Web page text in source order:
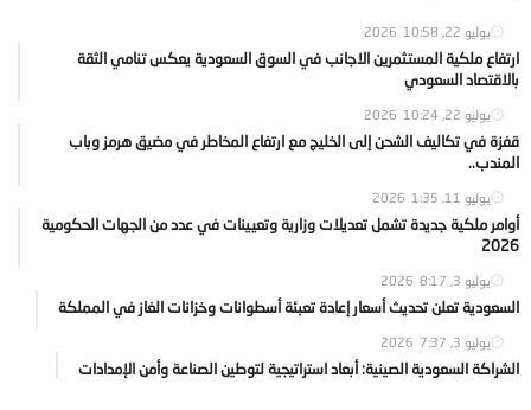
يوليو 22, 2026 10:58
ارتفاع ملكية المستثمرين الاجانب في السوق السعودية يعكس تنامي الثقة
بالاقتصاد السعودي
يوليو 22, 2026 10:24
قفزة في تكاليف الشحن إلى الخليج مع ارتفاع المخاطر في مضيق هرمز وباب
المندب..
يوليو 11, 2026 1:35
أوامر ملكية جديدة تشمل تعديلات وزارية وتعيينات في عدد من الجهات الحكومية
2026
يوليو 3, 2026 8:17
السعودية تعلن تحديث أسعار إعادة تعبئة أسطوانات وخزانات الغاز في المملكة
يوليو 3, 2026 7:37
الشراكة السعودية الصينية: أبعاد استراتيجية لتوطين الصناعة وأمن الإمدادات